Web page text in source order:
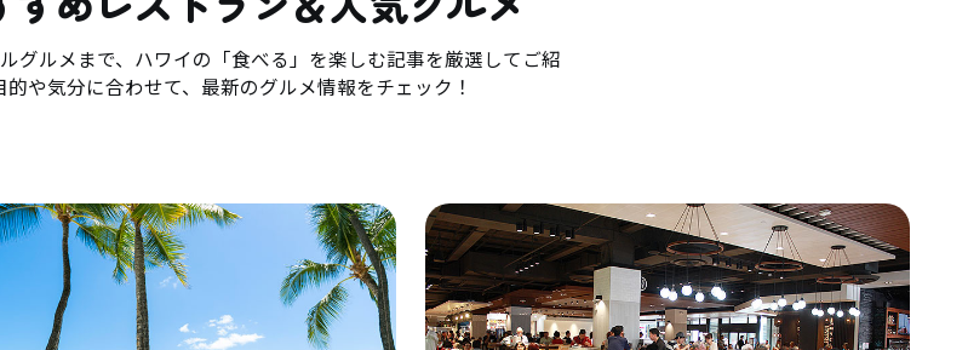
グルメまで、ハワイの「食べる」を楽しむ記事を厳選してご紹
や気分に合わせて、最新のグルメ情報をチェック！